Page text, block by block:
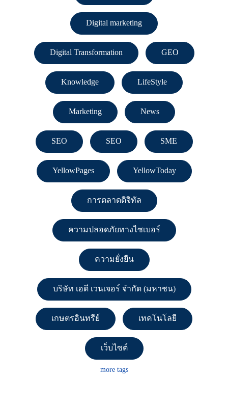
Digital marketing
Digital Transformation GEO
Knowledge LifeStyle
Marketing News
SEO SEO SME
YellowPages YellowToday
การตลาดดิจิทัล
ความปลอดภัยทางไซเบอร์
ความยั่งยืน
บริษัท เอดี เวนเจอร์ จำกัด (มหาชน)
เกษตรอินทรีย์ เทคโนโลยี
เว็บไซต์
more tags